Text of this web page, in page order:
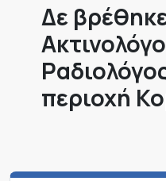
Δε
περιοχή